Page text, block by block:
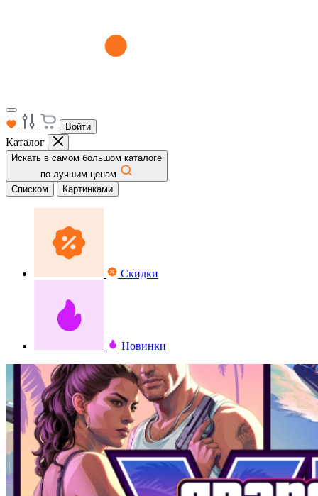
Войти
Каталог
Искать в самом большом каталоге
по лучшим ценам
Списком
Картинками
Скидки
Новинки